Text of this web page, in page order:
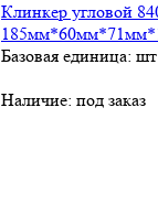
Клинкер угловой
Базовая единица: шт
Наличие: под заказ